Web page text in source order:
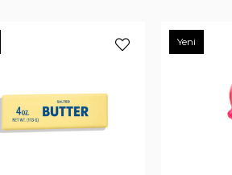
Yeni